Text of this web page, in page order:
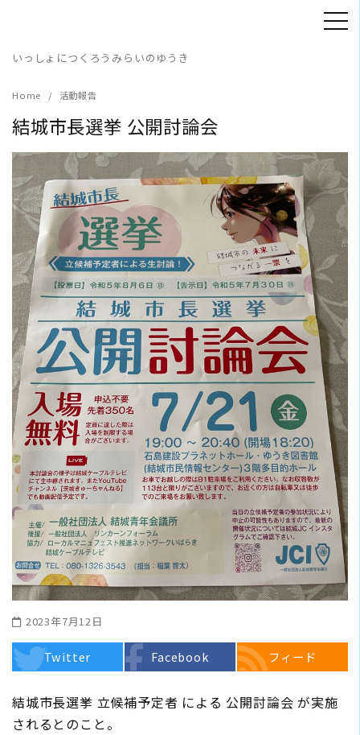
content
いっしょにつくろうみらいのゆうき
Home 活動報告
結城市長選挙 公開討論会
2023年7月12日
Twitter Facebook フィード
結城市長選挙 立候補予定者 による 公開討論会 が実施
されるとのこと。